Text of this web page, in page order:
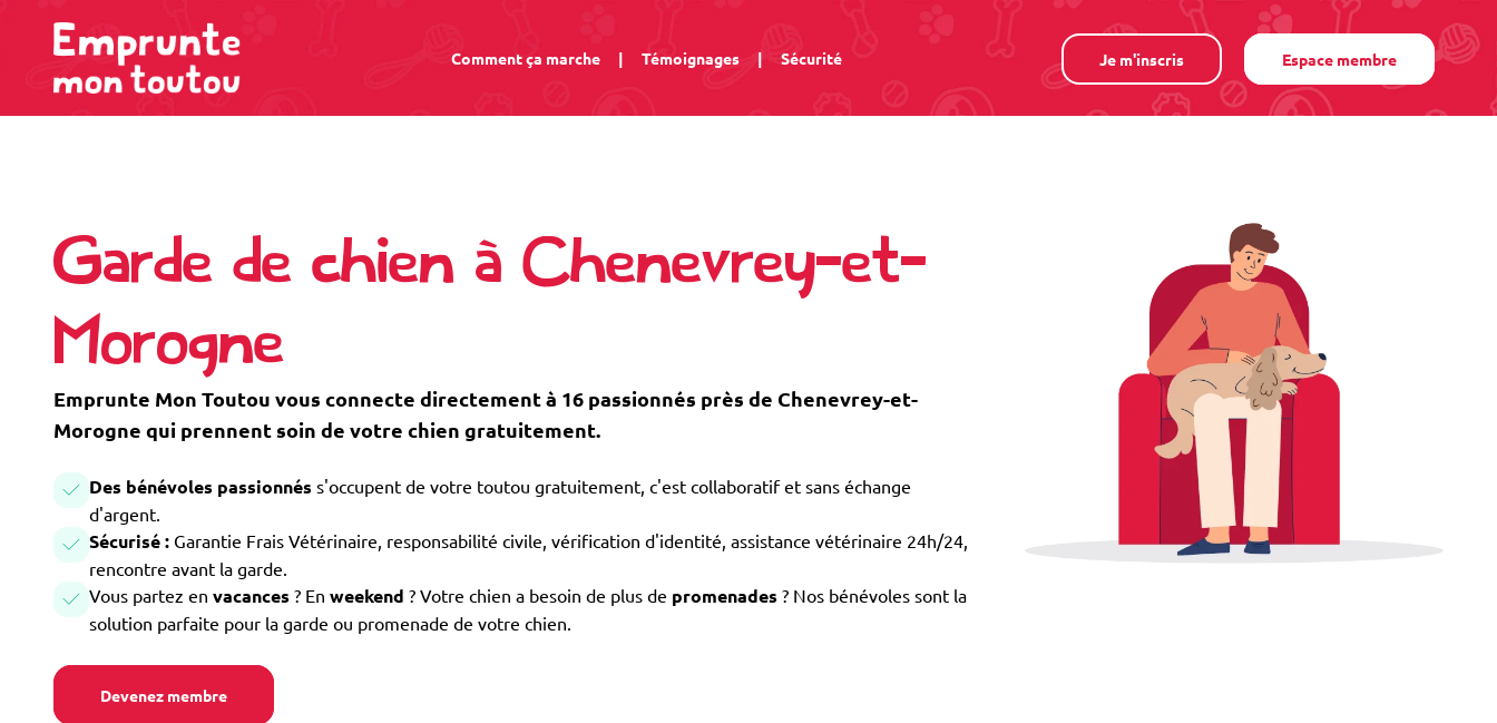
Comment ça marche | Témoignages | Sécurité Je m'inscris Espace membre
Garde de chien à Chenevrey-et-
Morogne
Emprunte Mon Toutou vous connecte directement à 16 passionnés près de Chenevrey-et-
Morogne qui prennent soin de votre chien gratuitement.
Des bénévoles passionnés s'occupent de votre toutou gratuitement, c'est collaboratif et sans échange
d'argent.
Sécurisé : Garantie Frais Vétérinaire, responsabilité civile, vérification d'identité, assistance vétérinaire 24h/24,
rencontre avant la garde.
Vous partez en vacances ? En weekend ? Votre chien a besoin de plus de promenades ? Nos bénévoles sont la
solution parfaite pour la garde ou promenade de votre chien.
Devenez membre